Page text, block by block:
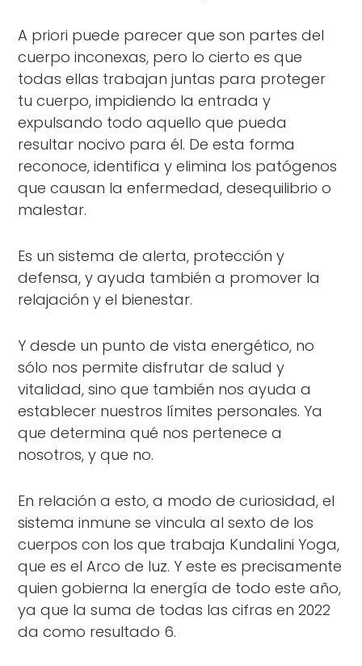
A priori puede parecer que son partes del
cuerpo inconexas, pero lo cierto es que
todas ellas trabajan juntas para proteger
tu cuerpo, impidiendo la entrada y
expulsando todo aquello que pueda
resultar nocivo para él. De esta forma
reconoce, identifica y elimina los patógenos
que causan la enfermedad, desequilibrio o
malestar.
Es un sistema de alerta, protección y
defensa, y ayuda también a promover la
relajación y el bienestar.
Y desde un punto de vista energético, no
sólo nos permite disfrutar de salud y
vitalidad, sino que también nos ayuda a
establecer nuestros límites personales. Ya
que determina qué nos pertenece a
nosotros, y que no.
En relación a esto, a modo de curiosidad, el
sistema inmune se vincula al sexto de los
cuerpos con los que trabaja Kundalini Yoga,
que es el Arco de luz. Y este es precisamente
quien gobierna la energía de todo este año,
ya que la suma de todas las cifras en 2022
da como resultado 6.